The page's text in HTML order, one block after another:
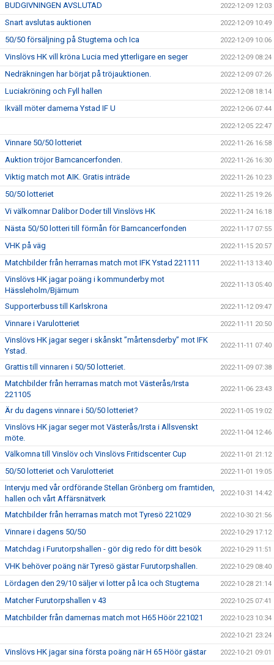
BUDGIVNINGEN AVSLUTAD 2022-12-09 12:03
Snart avslutas auktionen 2022-12-09 10:49
50/50 försäljning på Stugtema och Ica 2022-12-09 10:06
Vinslövs HK vill kröna Lucia med ytterligare en seger 2022-12-09 08:24
Nedräkningen har börjat på tröjauktionen. 2022-12-09 07:26
Luciakröning och Fyll hallen 2022-12-08 18:14
Ikväll möter damerna Ystad IF U 2022-12-06 07:44
2022-12-05 22:47
Vinnare 50/50 lotteriet 2022-11-26 16:58
Auktion tröjor Barncancerfonden. 2022-11-26 16:30
Viktig match mot AIK. Gratis inträde 2022-11-26 10:23
50/50 lotteriet 2022-11-25 19:26
Vi välkomnar Dalibor Doder till Vinslövs HK 2022-11-24 16:18
Nästa 50/50 lotteri till förmån för Barncancerfonden 2022-11-17 07:55
VHK på väg 2022-11-15 20:57
Matchbilder från herrarnas match mot IFK Ystad 221111 2022-11-13 13:40
Vinslövs HK jagar poäng i kommunderby mot
Hässleholm/Bjärnum
2022-11-13 05:40
Supporterbuss till Karlskrona 2022-11-12 09:47
Vinnare i Varulotteriet 2022-11-11 20:50
Vinslövs HK jagar seger i skånskt ”mårtensderby” mot IFK
Ystad.
2022-11-11 07:40
Grattis till vinnaren i 50/50 lotteriet. 2022-11-09 07:38
Matchbilder från herrarnas match mot Västerås/Irsta
221105
2022-11-06 23:43
Är du dagens vinnare i 50/50 lotteriet? 2022-11-05 19:02
Vinslövs HK jagar seger mot Västerås/Irsta i Allsvenskt
möte.
2022-11-04 12:46
Välkomna till Vinslöv och Vinslövs Fritidscenter Cup 2022-11-01 21:12
50/50 lotteriet och Varulotteriet 2022-11-01 19:05
Intervju med vår ordförande Stellan Grönberg om framtiden,
hallen och vårt Affärsnätverk
2022-10-31 14:42
Matchbilder från herrarnas match mot Tyresö 221029 2022-10-30 21:56
Vinnare i dagens 50/50 2022-10-29 17:12
Matchdag i Furutorpshallen - gör dig redo för ditt besök 2022-10-29 11:51
VHK behöver poäng när Tyresö gästar Furutorpshallen. 2022-10-29 08:40
Lördagen den 29/10 säljer vi lotter på Ica och Stugtema 2022-10-28 21:14
Matcher Furutorpshallen v 43 2022-10-25 07:41
Matchbilder från damernas match mot H65 Höör 221021 2022-10-23 10:34
2022-10-21 23:24
Vinslövs HK jagar sina första poäng när H 65 Höör gästar 2022-10-21 09:01